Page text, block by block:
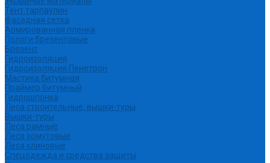
Тент тарпаулин
Фасадная сетка
Армированная пленка
Пологи брезентовые
Брезент
Гидроизоляция
Гидроизоляция Пенетрон
Мастика битумная
Праймер битумный
Гидрошпонка
Леса строительные, вышки-туры
Вышки-туры
Леса рамные
Леса хомутовые
Леса клиновые
Спецодежда и средства защиты